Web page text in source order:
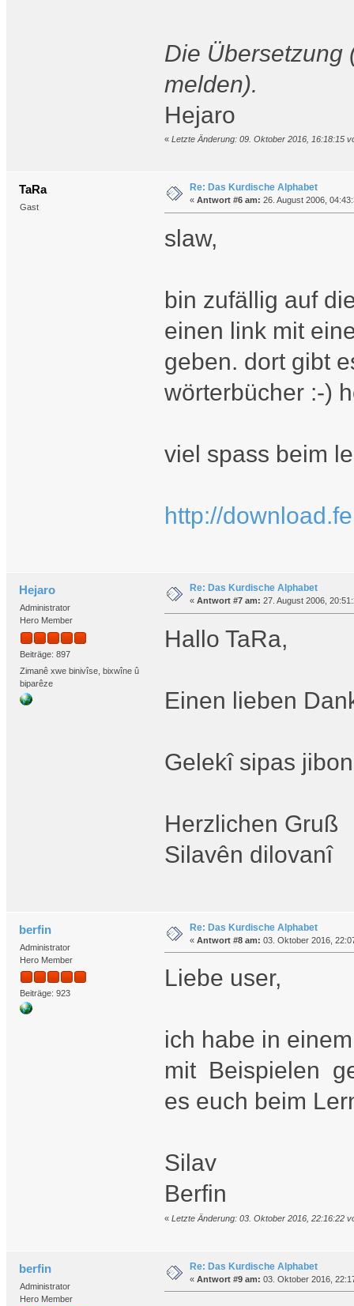
Die Übersetzung
melden).
Hejaro
« Letzte Änderung: 09. Oktober 2016, 16:18:15
TaRa
Gast
Re: Das Kurdische Alphabet
« Antwort #6 am: 26. August 2006,
slaw,
bin zufällig auf
einen link mit
geben. dort gibt
wörterbücher :-)
viel spass beim
http://
Hejaro
Administrator
Hero Member
Beiträge: 897
Zimanê xwe binivîse, bixwîne û
biparêze
Re: Das Kurdische Alphabet
« Antwort #7 am: 27. August 2006,
Hallo TaRa,
Einen lieben
Gelekî sipas
Herzlichen Gruß
Silavên dilovanî
berfin
Administrator
Hero Member
Beiträge: 923
Re: Das Kurdische Alphabet
« Antwort #8 am: 03. Oktober 2016,
Liebe user,
ich habe in
mit Beispielen
es euch beim
Silav
Berfin
« Letzte Änderung: 03. Oktober 2016, 22:16:22
berfin
Administrator
Hero Member
Re: Das Kurdische Alphabet
« Antwort #9 am: 03. Oktober 2016,